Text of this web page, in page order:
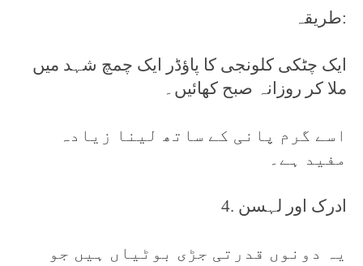
طریقہ:
ایک چٹکی کلونجی کا پاؤڈر ایک چمچ شہد میں
ملا کر روزانہ صبح کھائیں۔
اسے گرم پانی کے ساتھ لینا زیادہ
مفید ہے۔
4. ادرک اور لہسن
یہ دونوں قدرتی جڑی بوٹیاں ہیں جو